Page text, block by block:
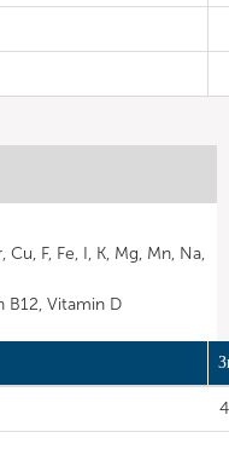
Cu, F, Fe, I, K, Mg, Mn, Na,
B12, Vitamin D